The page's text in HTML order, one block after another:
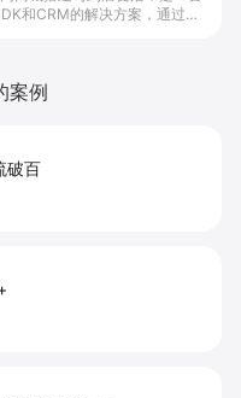
和CRM的解决方案，通过在
案例
破百